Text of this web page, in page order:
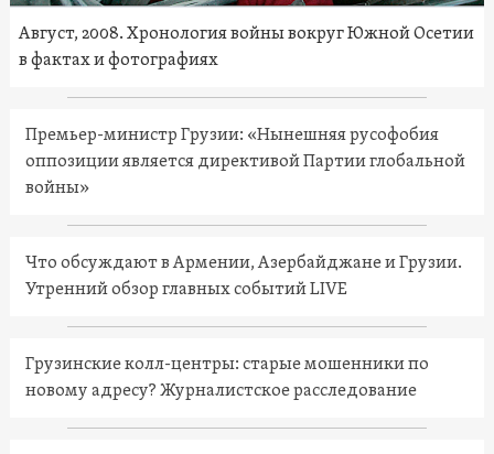
Август, 2008. Хронология войны вокруг Южной Осетии
в фактах и фотографиях
Премьер-министр Грузии: «Нынешняя русофобия
оппозиции является директивой Партии глобальной
войны»
Что обсуждают в Армении, Азербайджане и Грузии.
Утренний обзор главных событий LIVE
Грузинские колл-центры: старые мошенники по
новому адресу? Журналистское расследование